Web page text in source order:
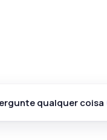
qualquer coisa